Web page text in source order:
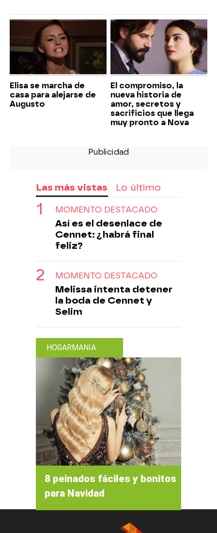
Elisa se marcha de
casa para alejarse de
Augusto
El compromiso, la
nueva historia de
amor, secretos y
sacrificios que llega
muy pronto a Nova
Las más vistas Lo último
MOMENTO DESTACADO
Así es el desenlace de
Cennet: ¿habrá final
feliz?
MOMENTO DESTACADO
Melissa intenta detener
la boda de Cennet y
Selim
HOGARMANIA
8 peinados fáciles y bonitos
para Navidad